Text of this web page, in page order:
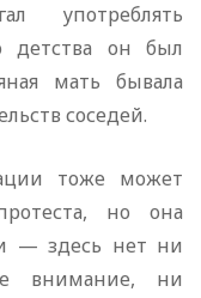
употреблять
детства он был
мать бывала
соседей.
тоже может
но она
— здесь нет ни
внимание, ни